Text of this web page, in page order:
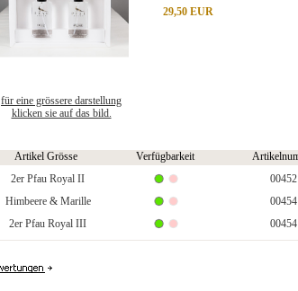
für eine grössere darstellung
klicken sie auf das bild.
29,50 EUR
Artikel Grösse Verfügbarkeit
2er Pfau Royal II
00452
Himbeere & Marille
00454
2er Pfau Royal III
00454